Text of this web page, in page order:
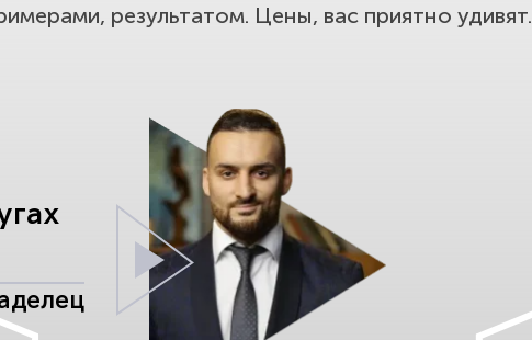
результатом. Цены, вас приятно удивят.